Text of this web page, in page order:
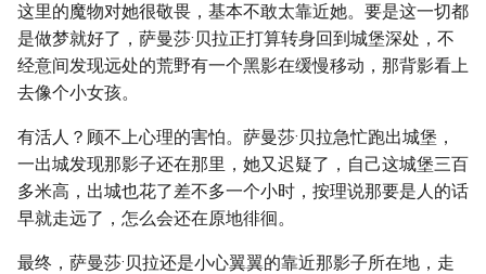
这里的魔物对她很敬畏，基本不敢太靠近她。要是这一切都
是做梦就好了，萨曼莎·贝拉正打算转身回到城堡深处，不
经意间发现远处的荒野有一个黑影在缓慢移动，那背影看上
去像个小女孩。
有活人？顾不上心理的害怕。萨曼莎·贝拉急忙跑出城堡，
一出城发现那影子还在那里，她又迟疑了，自己这城堡三百
多米高，出城也花了差不多一个小时，按理说那要是人的话
早就走远了，怎么会还在原地徘徊。
最终，萨曼莎·贝拉还是小心翼翼的靠近那影子所在地，走